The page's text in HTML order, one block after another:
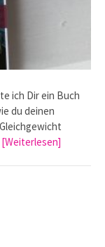
ich Dir ein Buch
du deinen
[Weiterlesen]